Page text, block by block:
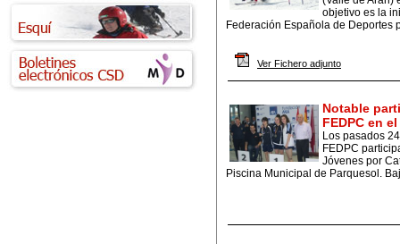
objetivo es la
Federación Española de Deportes
Ver Fichero adjunto
Notable
FEDPC en
Los pasados
FEDPC
Jóvenes por
Piscina Municipal de Parquesol.